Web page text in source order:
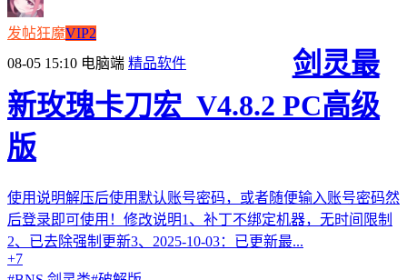
发帖狂魔VIP2
08-05 15:10 电脑端 精品软件
剑灵最
新玫瑰卡刀宏_V4.8.2 PC高级
版
使用说明解压后使用默认账号密码，或者随便输入账号密码然
后登录即可使用！修改说明1、补丁不绑定机器，无时间限制
2、已去除强制更新3、2025-10-03：已更新最...
+7